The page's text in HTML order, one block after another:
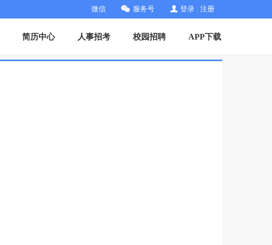
微信 服务号 登录 注册
简历中心 人事招考 校园招聘 APP下载